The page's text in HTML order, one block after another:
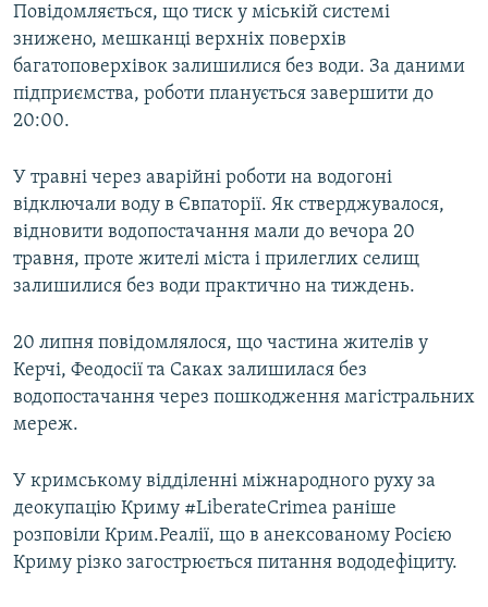
ВІДЕОУРОКИ «ELIFBE»
СВІДЧЕННЯ ОКУПАЦІЇ
УКРАЇНСЬКА ПРОБЛЕМА КРИМУ
Русский
Qırımtatar
Усі сайти RFE/RL
Повідомляється, що тиск у міській системі
знижено, мешканці верхніх поверхів
багатоповерхівок залишилися без води. За даними
підприємства, роботи планується завершити до
20:00.
У травні через аварійні роботи на водогоні
відключали воду в Євпаторії. Як стверджувалося,
відновити водопостачання мали до вечора 20
травня, проте жителі міста і прилеглих селищ
залишилися без води практично на тиждень.
20 липня повідомлялося, що частина жителів у
Керчі, Феодосії та Саках залишилася без
водопостачання через пошкодження магістральних
мереж.
У кримському відділенні міжнародного руху за
деокупацію Криму #LiberateCrimea раніше
розповіли Крим.Реалії, що в анексованому Росією
Криму різко загострюється питання вододефіциту.